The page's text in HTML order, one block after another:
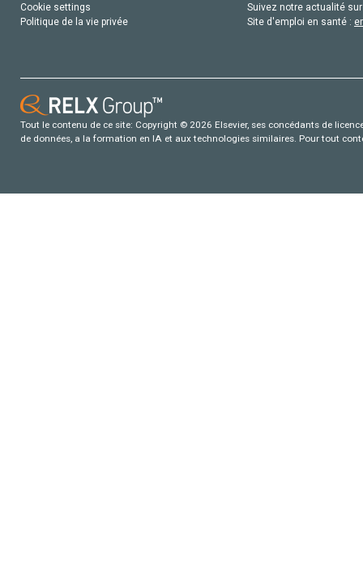
Cookie settings
Politique de la vie privée
Suivez notre actualité
Site d'emploi en santé :
Tout le contenu de ce site: Copyright © 2026 Elsevier, ses concédants de
de données, a la formation en IA et aux technologies similaires. Pour tout